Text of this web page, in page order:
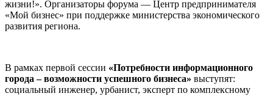
жизни!». Организаторы форума — Центр предпринимателя
«Мой бизнес» при поддержке министерства экономического
развития региона.
В рамках первой сессии «Потребности информационного
города – возможности успешного бизнеса» выступят:
социальный инженер, урбанист, эксперт по комплексному